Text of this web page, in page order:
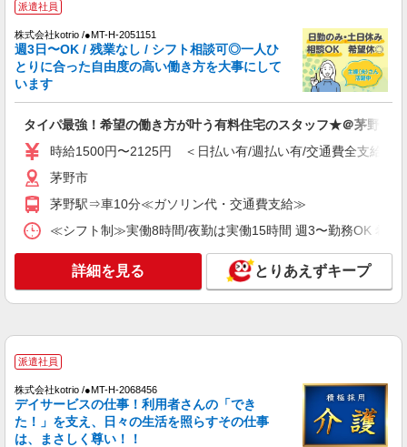
株式会社kotrio /●MT-H-2069322
茅野市＊幅広い世代が活動中！サ高住のサポー
トSTAFF
時給1500円〜2150円 ＜日払い有/週払い有/交
キープ 詳細を見る
株式会社kotrio /●MT-H-2028601
≪茅野市≫日勤のみ＆残業ナシ！お迎えに間に
合うデイサービス
時給1500円〜2125円 ＜日払い有/週払い有/交
通費全支給(ガソリン代含む)＞
派遣社員
株式会社kotrio /●MT-H-2067358
茅野市/未経験OK★誰かの支えになれる人に！
派遣社員
株式会社kotrio /●MT-H-2051151
週3日〜OK / 残業なし / シフト相談可◎一人ひ
とりに合った自由度の高い働き方を大事にして
います
タイパ最強！希望の働き方が叶う有料住宅のスタッフ★＠茅野市
時給1500円〜2125円 ＜日払い有/週払い有/交通費全支給(ガ
茅野市
茅野駅⇒車10分≪ガソリン代・交通費支給≫
≪シフト制≫実働8時間/夜勤は実働15時間 週3〜勤務OK 希
詳細を見る とりあえずキープ
派遣社員
株式会社kotrio /●MT-H-2068456
デイサービスの仕事！利用者さんの「でき
た！」を支え、日々の生活を照らすその仕事
は、まさしく尊い！！